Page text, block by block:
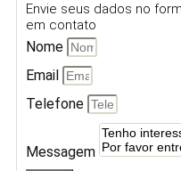
Envie seus dados no
em contato
Nome
Email
Telefone
Messagem